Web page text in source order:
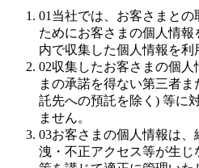
01 当社では、お客さまと
ためにお客さまの個人情
内で収集した個人情報を利
02収集したお客さまの個人
まの承諾を得ない第三者
託先への預託を除く) 等に
ません。
03お客さまの個人情報は
洩・不正アクセス等が生